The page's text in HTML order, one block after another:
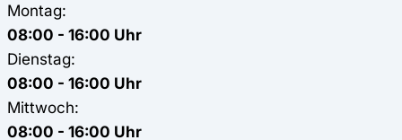
Montag:
08:00 - 16:00 Uhr
Dienstag:
08:00 - 16:00 Uhr
Mittwoch:
08:00 - 16:00 Uhr